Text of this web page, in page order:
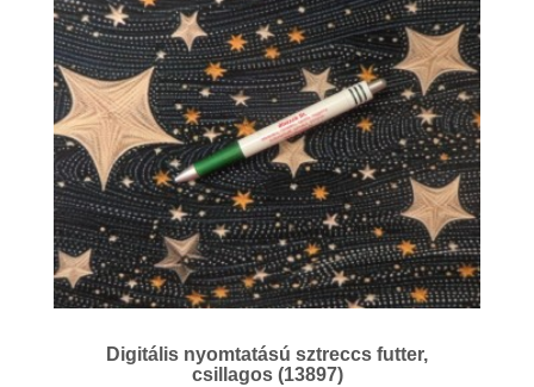
Digitális nyomtatású sztreccs futter,
csillagos (13897)